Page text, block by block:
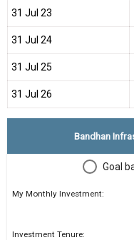
31 Jul 23
31 Jul 24
31 Jul 25
31 Jul 26
Bandhan
Goal
My Monthly Investment:
Investment Tenure: